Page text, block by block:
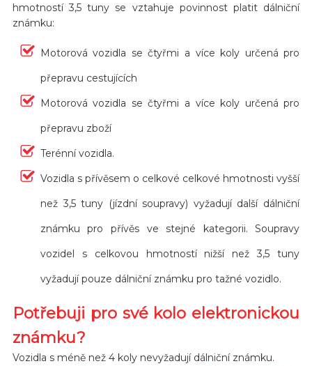
hmotností 3,5 tuny se vztahuje povinnost platit dálniční
známku:
Motorová vozidla se čtyřmi a více koly určená pro
přepravu cestujících
Motorová vozidla se čtyřmi a více koly určená pro
přepravu zboží
Terénní vozidla.
Vozidla s přívěsem o celkové celkové hmotnosti vyšší
než 3,5 tuny (jízdní soupravy) vyžadují další dálniční
známku pro přívěs ve stejné kategorii. Soupravy
vozidel s celkovou hmotností nižší než 3,5 tuny
vyžadují pouze dálniční známku pro tažné vozidlo.
Potřebuji pro své kolo elektronickou
známku?
Vozidla s méně než 4 koly nevyžadují dálniční známku.